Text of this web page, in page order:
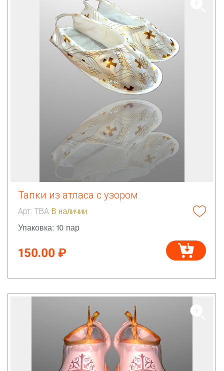
Тапки из атласа с узором
Арт. ТВА В наличии
Упаковка: 10 пар
150.00 ₽